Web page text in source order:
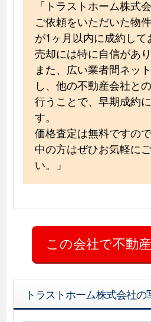
「トラストホーム株式
ご依頼をいただいた物
が1ヶ月以内に成約して
売却には特に自信があり
また、広い業者間ネッ
し、他の不動産会社と
行うことで、早期成約
す。
価格査定は無料ですの
中の方はぜひお気軽に
い。」
トラストホーム株式会社の